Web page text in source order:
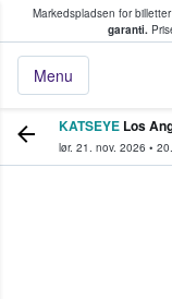
Markedspladsen for
garanti.
Menu
køber og
KATSEYE Los
lør. 21. nov. 2026 •